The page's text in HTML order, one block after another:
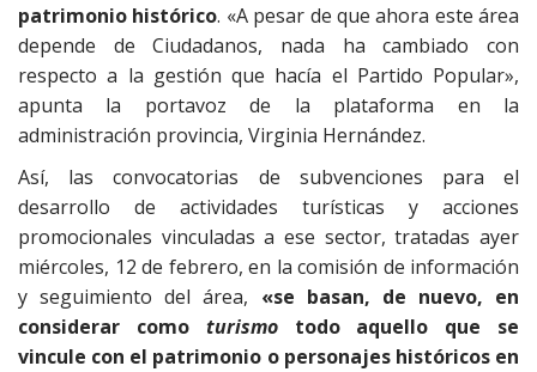
patrimonio histórico. «A pesar de que ahora este área
depende de Ciudadanos, nada ha cambiado con
respecto a la gestión que hacía el Partido Popular»,
apunta la portavoz de la plataforma en la
administración provincia, Virginia Hernández.
Así, las convocatorias de subvenciones para el
desarrollo de actividades turísticas y acciones
promocionales vinculadas a ese sector, tratadas ayer
miércoles, 12 de febrero, en la comisión de información
y seguimiento del área, «se basan, de nuevo, en
considerar como turismotodo aquello que se
vincule con el patrimonio o personajes históricos en